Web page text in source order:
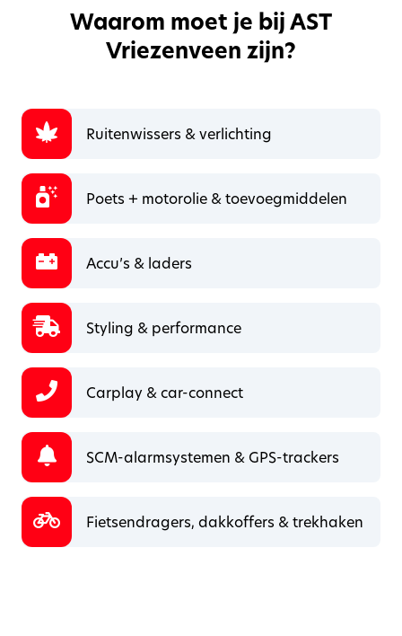
Waarom moet je bij AST
Vriezenveen zijn?
Ruitenwissers & verlichting
Poets + motorolie & toevoegmiddelen
Accu’s & laders
Styling & performance
Carplay & car-connect
SCM-alarmsystemen & GPS-trackers
Fietsendragers, dakkoffers & trekhaken